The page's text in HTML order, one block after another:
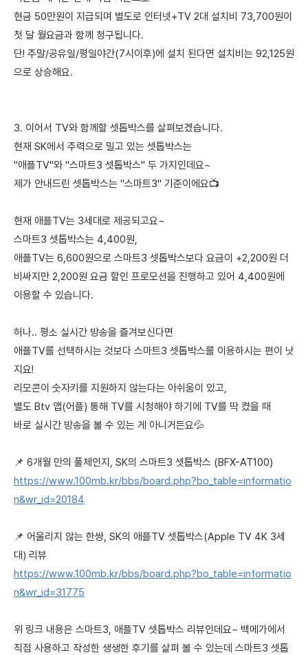
현금 50만원이 지급되며 별도로 인터넷+TV 2대 설치비 73,700원이
첫 달 월요금과 함께 청구됩니다.
단! 주말/공유일/평일야간(7시이후)에 설치 된다면 설치비는 92,125원
으로 상승해요.
3. 이어서 TV와 함께할 셋톱박스를 살펴보겠습니다.
현재 SK에서 주력으로 밀고 있는 셋톱박스는
"애플TV"와 "스마트3 셋톱박스" 두 가지인데요~
제가 안내드린 셋톱박스는 "스마트3" 기준이에요📺
현재 애플TV는 3세대로 제공되고요~
스마트3 셋톱박스는 4,400원,
애플TV는 6,600원으로 스마트3 셋톱박스보다 요금이 +2,200원 더
비싸지만 2,200원 요금 할인 프로모션을 진행하고 있어 4,400원에
이용할 수 있습니다.
허나.. 평소 실시간 방송을 즐겨보신다면
애플TV를 선택하시는 것보다 스마트3 셋톱박스를 이용하시는 편이 낫
지요!
리모콘이 숫자키를 지원하지 않는다는 아쉬움이 있고,
별도 Btv 앱(어플) 통해 TV를 시청해야 하기에 TV를 딱 켰을 때
바로 실시간 방송을 볼 수 있는 게 아니거든요💦
📌 6개월 만의 풀체인지, SK의 스마트3 셋톱박스 (BFX-AT100)
https://www.100mb.kr/bbs/board.php?bo_table=informatio
n&wr_id=20184
📌 어울리지 않는 한쌍, SK의 애플TV 셋톱박스(Apple TV 4K 3세
대) 리뷰
https://www.100mb.kr/bbs/board.php?bo_table=informatio
n&wr_id=31775
위 링크 내용은 스마트3, 애플TV 셋톱박스 리뷰인데요~ 백메가에서
직접 사용하고 작성한 생생한 후기를 살펴 볼 수 있는데 스마트3 셋톱